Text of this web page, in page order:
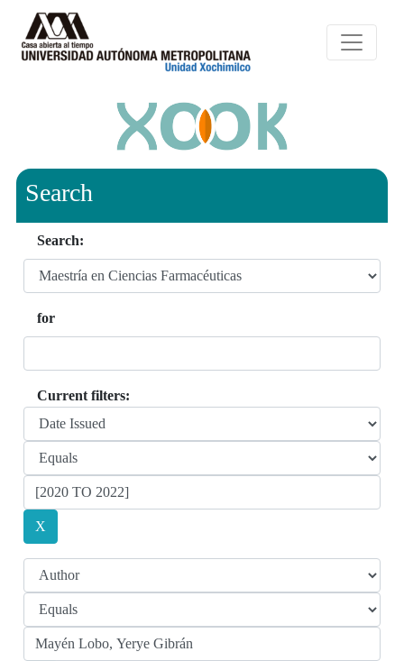
Search
Search:
for
Current filters: